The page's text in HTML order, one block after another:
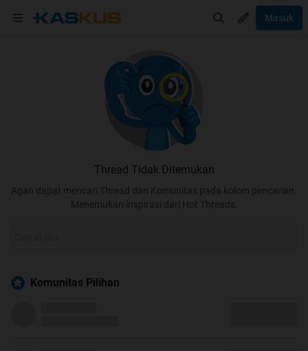
Masuk
Thread Tidak Ditemukan
Agan dapat mencari Thread dan Komunitas pada kolom pencarian.
Menemukan inspirasi dari Hot Threads.
Komunitas Pilihan